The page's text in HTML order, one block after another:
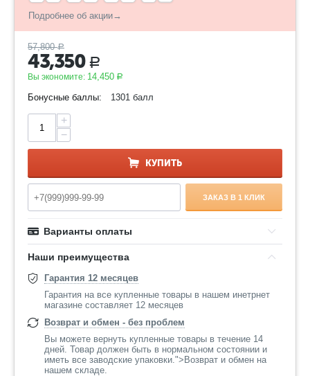
Подробнее об акции→
57,800 Р
43,350 Р
Вы экономите: 14,450 Р
Бонусные баллы: 1301 балл
+
−
КУПИТЬ
ЗАКАЗ В 1 КЛИК
Варианты оплаты
Наши преимущества
Гарантия 12 месяцев
Гарантия на все купленные товары в нашем инетрнет
магазине составляет 12 месяцев
Возврат и обмен - без проблем
Вы можете вернуть купленные товары в течение 14
дней. Товар должен быть в нормальном состоянии и
иметь все заводские упаковки.">Возврат и обмен на
нашем складе.